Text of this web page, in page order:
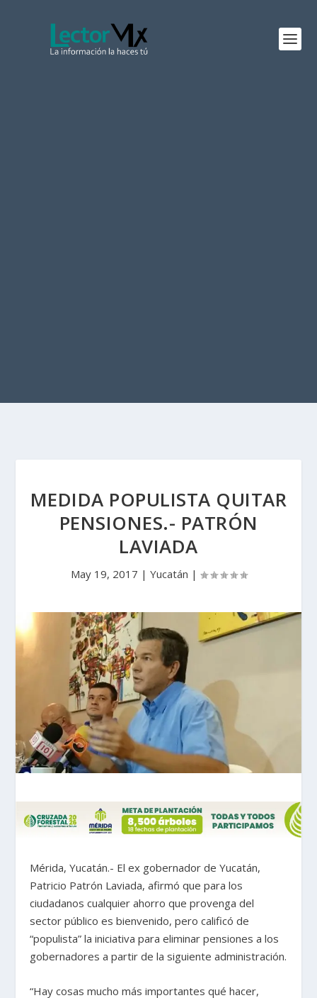
MEDIDA POPULISTA QUITAR
PENSIONES.- PATRÓN
LAVIADA
May 19, 2017 | Yucatán |
Mérida, Yucatán.- El ex gobernador de Yucatán,
Patricio Patrón Laviada, afirmó que para los
ciudadanos cualquier ahorro que provenga del
sector público es bienvenido, pero calificó de
“populista” la iniciativa para eliminar pensiones a los
gobernadores a partir de la siguiente administración.
“Hay cosas mucho más importantes qué hacer,